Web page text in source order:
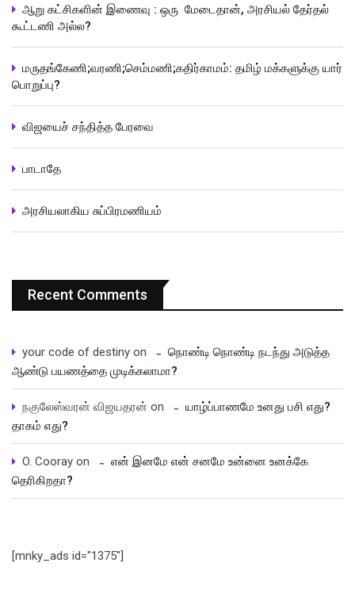
ஆறு கட்சிகளின் இணைவு : ஒரு மேடைதான், அரசியல் தேர்தல்
கூட்டணி அல்ல?
மருதங்கேணி;வரணி;செம்மணி;கதிர்காமம்: தமிழ் மக்களுக்கு யார்
பொறுப்பு?
விஜயைச் சந்தித்த பேரவை
பாடாதே
அரசியலாகிய சுப்பிரமணியம்
Recent Comments
your code of destiny on
நொண்டி நொண்டி நடந்து அடுத்த
ஆண்டு பயணத்தை முடிக்கலாமா?
நகுலேஸ்வரன் விஜயதரன் on
யாழ்ப்பாணமே உனது பசி எது?
தாகம் எது?
O. Cooray on
என் இனமே என் சனமே உன்னை உனக்கே
தெரிகிறதா?
[mnky_ads id="1375"]